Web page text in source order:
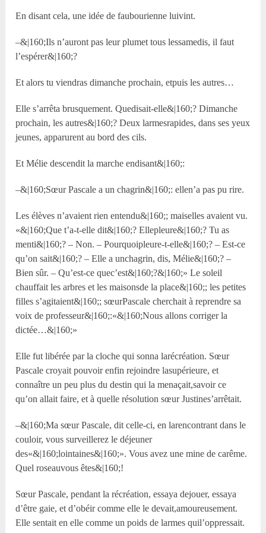
En disant cela, une idée de faubourienne luivint.
–&|160;Ils n’auront pas leur plumet tous lessamedis, il faut
l’espérer&|160;?
Et alors tu viendras dimanche prochain, etpuis les autres…
Elle s’arrêta brusquement. Quedisait-elle&|160;? Dimanche
prochain, les autres&|160;? Deux larmesrapides, dans ses yeux
jeunes, apparurent au bord des cils.
Et Mélie descendit la marche endisant&|160;:
–&|160;Sœur Pascale a un chagrin&|160;: ellen’a pas pu rire.
Les élèves n’avaient rien entendu&|160;; maiselles avaient vu.
«&|160;Que t’a-t-elle dit&|160;? Ellepleure&|160;? Tu as
menti&|160;? – Non. – Pourquoipleure-t-elle&|160;? – Est-ce
qu’on sait&|160;? – Elle a unchagrin, dis, Mélie&|160;? –
Bien sûr. – Qu’est-ce quec’est&|160;?&|160;» Le soleil
chauffait les arbres et les maisonsde la place&|160;; les petites
filles s’agitaient&|160;; sœurPascale cherchait à reprendre sa
voix de professeur&|160;:«&|160;Nous allons corriger la
dictée…&|160;»
Elle fut libérée par la cloche qui sonna larécréation. Sœur
Pascale croyait pouvoir enfin rejoindre lasupérieure, et
connaître un peu plus du destin qui la menaçait,savoir ce
qu’on allait faire, et à quelle résolution sœur Justines’arrêtait.
–&|160;Ma sœur Pascale, dit celle-ci, en larencontrant dans le
couloir, vous surveillerez le déjeuner
des«&|160;lointaines&|160;». Vous avez une mine de carême.
Quel roseauvous êtes&|160;!
Sœur Pascale, pendant la récréation, essaya dejouer, essaya
d’être gaie, et d’obéir comme elle le devait,amoureusement.
Elle sentait en elle comme un poids de larmes quil’oppressait.